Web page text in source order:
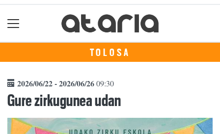
TOLOSA
2026/06/22 - 2026/06/2609:30
Gure zirkugunea udan